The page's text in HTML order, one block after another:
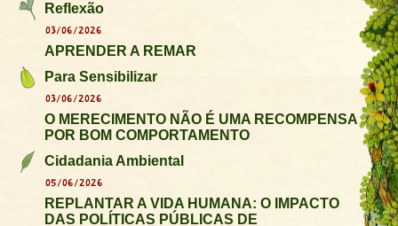
Reflexão
03/06/2026
APRENDER A REMAR
Para Sensibilizar
03/06/2026
O MERECIMENTO NÃO É UMA RECOMPENSA
POR BOM COMPORTAMENTO
Cidadania Ambiental
05/06/2026
REPLANTAR A VIDA HUMANA: O IMPACTO
DAS POLÍTICAS PÚBLICAS DE